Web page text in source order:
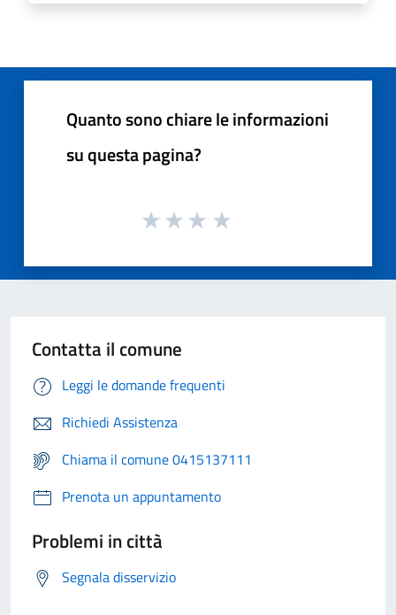
Quanto sono chiare le informazioni
su questa pagina?
Contatta il comune
Leggi le domande frequenti
Richiedi Assistenza
Chiama il comune 0415137111
Prenota un appuntamento
Problemi in città
Segnala disservizio